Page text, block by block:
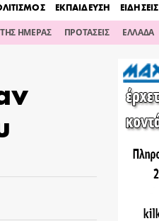
ΕΚΠΑΙΔΕΥΣΗ ΕΙΔΗΣΕΙΣ
ΗΜΕΡΑΣ ΠΡΟΤΑΣΕΙΣ ΕΛΛΑΔΑ